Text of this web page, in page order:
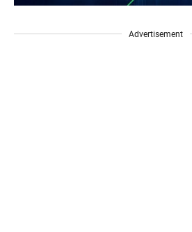
Advertisement